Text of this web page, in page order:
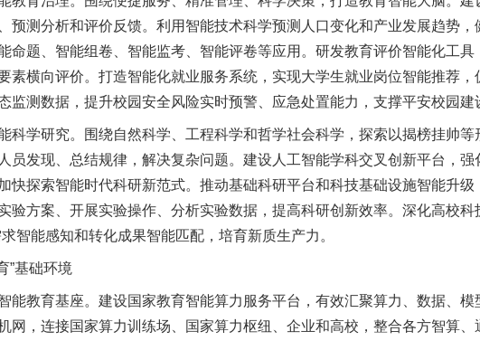
预测分析和评价反馈。利用智能技术科学预测人口变化和产业发展趋势
命题、智能组卷、智能监考、智能评卷等应用。研发教育评价智能化工具
素横向评价。打造智能化就业服务系统，实现大学生就业岗位智能推荐
监测数据，提升校园安全风险实时预警、应急处置能力，支撑平安校园建
学研究。围绕自然科学、工程科学和哲学社会科学，探索以揭榜挂帅等
员发现、总结规律，解决复杂问题。建设人工智能学科交叉创新平台，
快探索智能时代科研新范式。推动基础科研平台和科技基础设施智能升级
验方案、开展实验操作、分析实验数据，提高科研创新效率。深化高校科
智能感知和转化成果智能匹配，培育新质生产力。
基础环境
教育基座。建设国家教育智能算力服务平台，有效汇聚算力、数据、模
网，连接国家算力训练场、国家算力枢纽、企业和高校，整合各方智算